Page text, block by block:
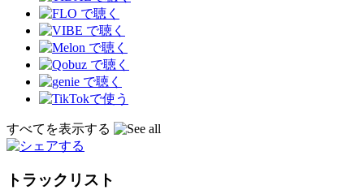
すべてを表示する
トラックリスト